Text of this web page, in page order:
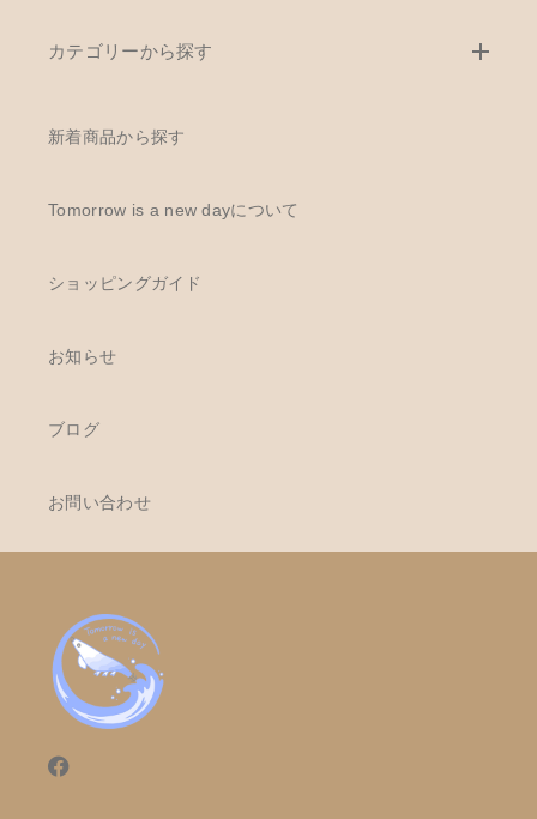
カテゴリーから探す
新着商品から探す
Tomorrow is a new dayについて
ショッピングガイド
お知らせ
ブログ
お問い合わせ